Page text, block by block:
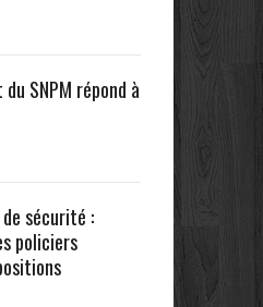
du SNPM répond à
sécurité :
policiers